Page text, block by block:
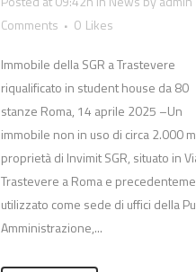
Comments
0 Likes
Immobile della SGR a Trastevere
riqualificato in student house da 80
stanze Roma, 14 aprile 2025 –Un
immobile non in uso di circa 2.000
proprietà di Invimit SGR, situato in
Trastevere a Roma e
utilizzato come sede di uffici della
Amministrazione,...